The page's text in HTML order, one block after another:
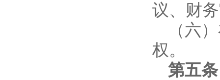
议、财
（六
权。
第五